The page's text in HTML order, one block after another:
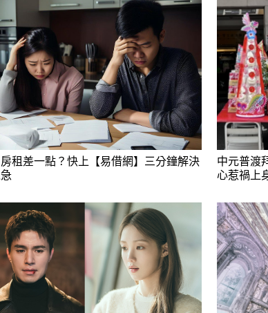
租差一點？快上【易借網】三分鐘解決
中元普渡
心惹禍上